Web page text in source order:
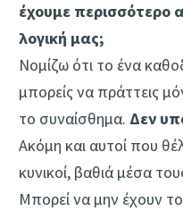
έχουμε περισσότερο
λογική μας;
Νομίζω ότι το ένα
μπορείς να πράττεις
το συναίσθημα. Δεν
Ακόμη και αυτοί που
κυνικοί, βαθιά μέσα
Μπορεί να μην έχουν